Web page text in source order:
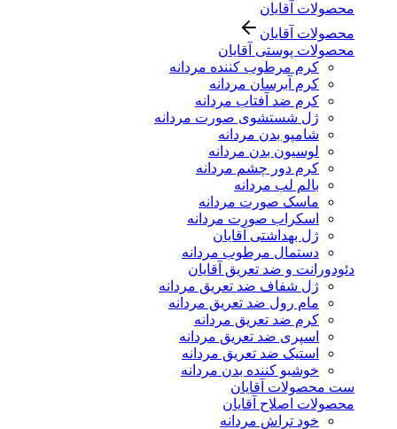
محصولات آقایان
محصولات آقایان
محصولات پوستی آقایان
کرم مرطوب کننده مردانه
کرم آبرسان مردانه
کرم ضد آفتاب مردانه
ژل شستشوی صورت مردانه
شامپو بدن مردانه
لوسیون بدن مردانه
کرم دور چشم مردانه
بالم لب مردانه
ماسک صورت مردانه
اسکراب صورت مردانه
ژل بهداشتی آقایان
دستمال مرطوب مردانه
دئودورانت و ضد تعریق آقایان
ژل شفاف ضد تعریق مردانه
مام رول ضد تعریق مردانه
کرم ضد تعریق مردانه
اسپری ضد تعریق مردانه
استیک ضد تعریق مردانه
خوشبو کننده بدن مردانه
ست محصولات آقایان
محصولات اصلاح آقایان
خود تراش مردانه